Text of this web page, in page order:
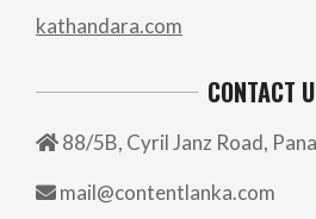
kathandara.com
CONTACT
88/5B, Cyril Janz Road,
mail@contentlanka.com